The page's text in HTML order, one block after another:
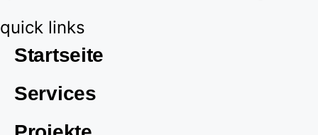
quick links
Startseite
Services